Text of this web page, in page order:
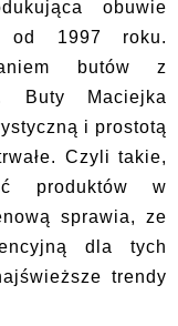
obuwie
od 1997 roku.
butów z
Buty Maciejka
i prostotą
Czyli takie,
produktów w
sprawia, ze
dla tych
trendy